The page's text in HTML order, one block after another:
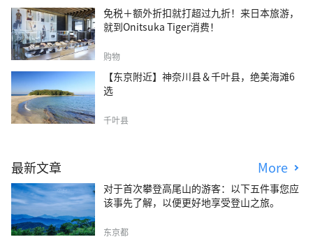
免税＋额外折扣就打超过九折！来日本旅游，
就到Onitsuka Tiger消费！
购物
【东京附近】神奈川县＆千叶县，绝美海滩6
选
千叶县
最新文章 More
对于首次攀登高尾山的游客：以下五件事您应
该事先了解，以便更好地享受登山之旅。
东京都